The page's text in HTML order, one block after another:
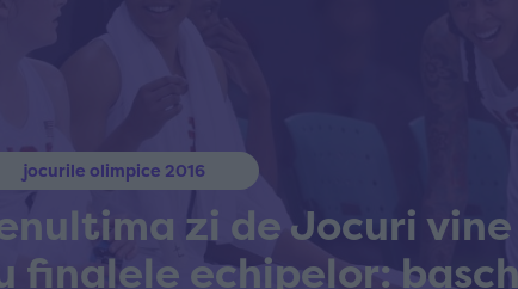
jocurile olimpice 2016
zi de Jocuri
finalele echipelor: